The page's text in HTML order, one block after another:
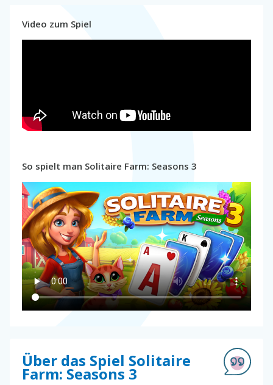
Video zum Spiel
So spielt man Solitaire Farm: Seasons 3
Über das Spiel Solitaire
Farm: Seasons 3